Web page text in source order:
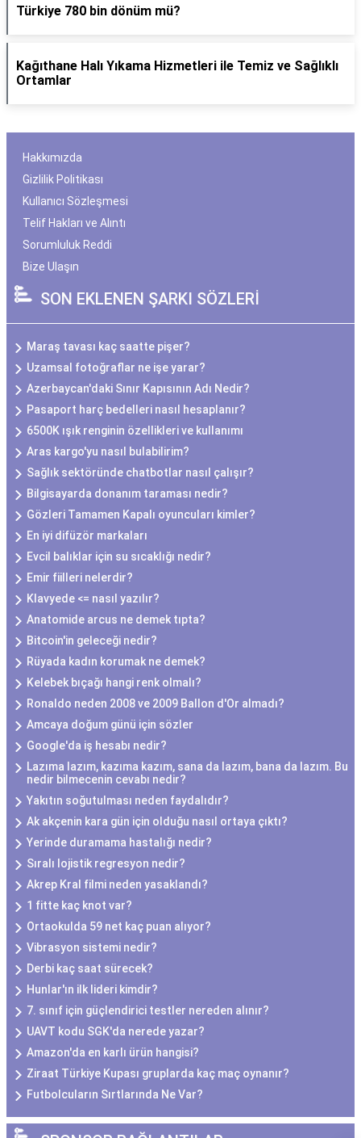
Türkiye 780 bin dönüm mü?
Kağıthane Halı Yıkama Hizmetleri ile Temiz ve Sağlıklı
Ortamlar
Hakkımızda
Gizlilik Politikası
Kullanıcı Sözleşmesi
Telif Hakları ve Alıntı
Sorumluluk Reddi
Bize Ulaşın
SON EKLENEN ŞARKI SÖZLERİ
Maraş tavası kaç saatte pişer?
Uzamsal fotoğraflar ne işe yarar?
Azerbaycan'daki Sınır Kapısının Adı Nedir?
Pasaport harç bedelleri nasıl hesaplanır?
6500K ışık renginin özellikleri ve kullanımı
Aras kargo'yu nasıl bulabilirim?
Sağlık sektöründe chatbotlar nasıl çalışır?
Bilgisayarda donanım taraması nedir?
Gözleri Tamamen Kapalı oyuncuları kimler?
En iyi difüzör markaları
Evcil balıklar için su sıcaklığı nedir?
Emir fiilleri nelerdir?
Klavyede <= nasıl yazılır?
Anatomide arcus ne demek tıpta?
Bitcoin'in geleceği nedir?
Rüyada kadın korumak ne demek?
Kelebek bıçağı hangi renk olmalı?
Ronaldo neden 2008 ve 2009 Ballon d'Or almadı?
Amcaya doğum günü için sözler
Google'da iş hesabı nedir?
Lazıma lazım, kazıma kazım, sana da lazım, bana da lazım. Bu
nedir bilmecenin cevabı nedir?
Yakıtın soğutulması neden faydalıdır?
Ak akçenin kara gün için olduğu nasıl ortaya çıktı?
Yerinde duramama hastalığı nedir?
Sıralı lojistik regresyon nedir?
Akrep Kral filmi neden yasaklandı?
1 fitte kaç knot var?
Ortaokulda 59 net kaç puan alıyor?
Vibrasyon sistemi nedir?
Derbi kaç saat sürecek?
Hunlar'ın ilk lideri kimdir?
7. sınıf için güçlendirici testler nereden alınır?
UAVT kodu SGK'da nerede yazar?
Amazon'da en karlı ürün hangisi?
Ziraat Türkiye Kupası gruplarda kaç maç oynanır?
Futbolcuların Sırtlarında Ne Var?